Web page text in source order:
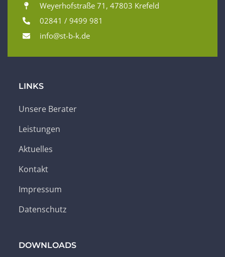
Weyerhofstraße 71, 47803 Krefeld
02841 / 9499 981
info@st-b-k.de
LINKS
Unsere Berater
Leistungen
Aktuelles
Kontakt
Impressum
Datenschutz
DOWNLOADS